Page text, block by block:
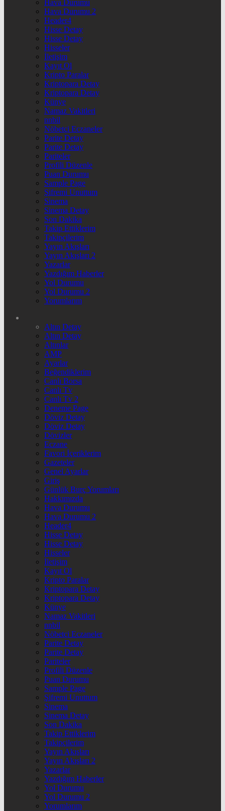
Hava Durumu
Hava Durumu 2
Header4
Hisse Detay
Hisse Detay
Hisseler
İletişim
Kayıt Ol
Kripto Paralar
Kriptopara Detay
Kriptopara Detay
Künye
Namaz Vakitleri
nnbil
Nöbetçi Eczaneler
Parite Detay
Parite Detay
Pariteler
Profili Düzenle
Puan Durumu
Sample Page
Şifremi Unuttum
Sinema
Sinema Detay
Son Dakika
Takip Ettiklerim
Takipçilerim
Yayın Akışları
Yayın Akışları 2
Yazarlar
Yazdığım Haberler
Yol Durumu
Yol Durumu 2
Yorumlarım
Altın Detay
Altın Detay
Altınlar
AMP
Ayarlar
Beğendiklerim
Canlı Borsa
Canlı Tv
Canlı Tv 2
Deneme Page
Döviz Detay
Döviz Detay
Dövizler
Eczane
Favori İçeriklerim
Gazeteler
Genel Ayarlar
Giriş
Günlük Burç Yorumları
Hakkımızda
Hava Durumu
Hava Durumu 2
Header4
Hisse Detay
Hisse Detay
Hisseler
İletişim
Kayıt Ol
Kripto Paralar
Kriptopara Detay
Kriptopara Detay
Künye
Namaz Vakitleri
nnbil
Nöbetçi Eczaneler
Parite Detay
Parite Detay
Pariteler
Profili Düzenle
Puan Durumu
Sample Page
Şifremi Unuttum
Sinema
Sinema Detay
Son Dakika
Takip Ettiklerim
Takipçilerim
Yayın Akışları
Yayın Akışları 2
Yazarlar
Yazdığım Haberler
Yol Durumu
Yol Durumu 2
Yorumlarım